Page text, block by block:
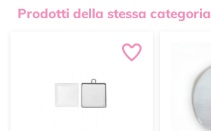
Prodotti della stessa categoria